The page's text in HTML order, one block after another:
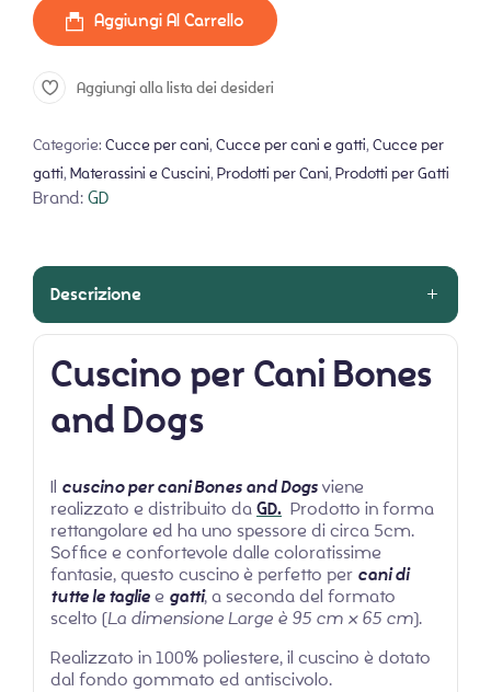
Aggiungi Al Carrello
Aggiungi alla lista dei desideri
Categorie: Cucce per cani, Cucce per cani e gatti, Cucce per
gatti, Materassini e Cuscini, Prodotti per Cani, Prodotti per Gatti
Brand:GD
Descrizione
Cuscino per Cani Bones
and Dogs
Il cuscino per cani Bones and Dogsviene
realizzato e distribuito daGD. Prodotto in forma
rettangolare ed ha uno spessore di circa 5cm.
Soffice e confortevole dalle coloratissime
fantasie, questo cuscinoè perfetto per cani di
tutte le tagliee gatti, a seconda del formato
scelto (La dimensione Large è 95 cm x 65 cm).
Realizzato in 100% poliestere, il cuscino è dotato
dal fondo gommato ed antiscivolo.